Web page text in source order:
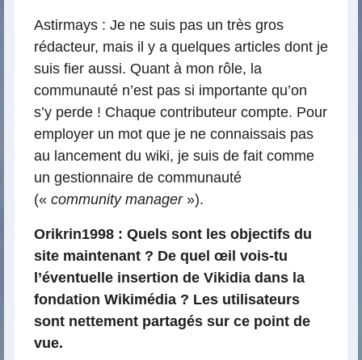
Astirmays : Je ne suis pas un très gros
rédacteur, mais il y a quelques articles dont je
suis fier aussi. Quant à mon rôle, la
communauté n’est pas si importante qu’on
s’y perde ! Chaque contributeur compte. Pour
employer un mot que je ne connaissais pas
au lancement du wiki, je suis de fait comme
un gestionnaire de communauté
(« community manager»).
Orikrin1998 : Quels sont les objectifs du
site maintenant ? De quel œil vois-tu
l’éventuelle insertion de Vikidia dans la
fondation Wikimédia ? Les utilisateurs
sont nettement partagés sur ce point de
vue.